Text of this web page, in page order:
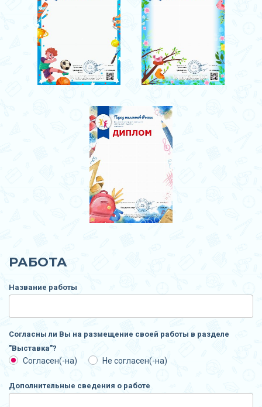
РАБОТА
Название работы
Согласны ли Вы на размещение своей работы в разделе
"Выставка"?
Согласен(-на) Не согласен(-на)
Дополнительные сведения о работе